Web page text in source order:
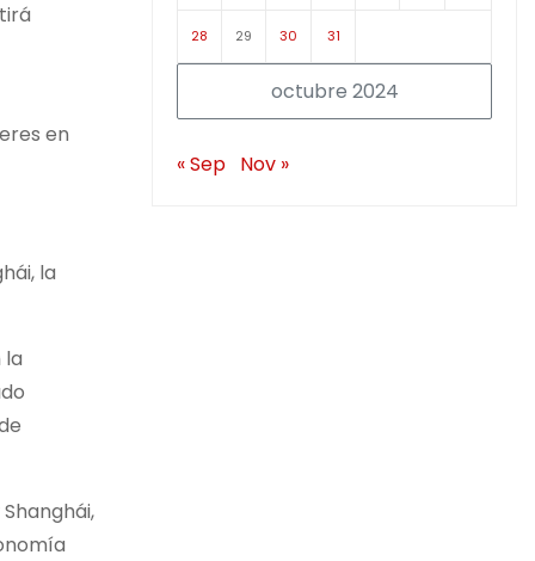
en
la
la
octubre 2024
28 29 30 31
« Sep Nov »